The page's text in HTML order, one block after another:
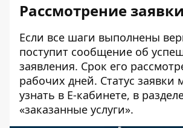
Рассмотрение заявки
Если все шаги выполнены
поступит сообщение об
заявления. Срок его
рабочих дней. Статус заявки
узнать в Е-кабинете, в
«заказанные услуги».